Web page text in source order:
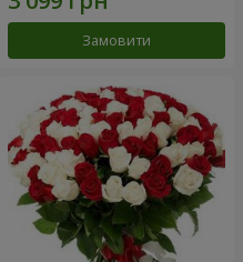
Замовити